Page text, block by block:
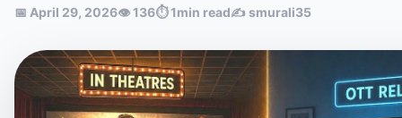
📅 April 29, 2026👁136⏱1min read✍️ smurali35